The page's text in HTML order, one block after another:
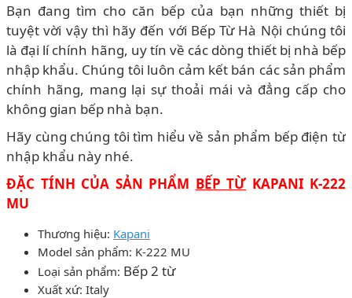
Bạn đang tìm cho căn bếp của bạn những thiết bị
tuyệt vời vậy thì hãy đến với Bếp Từ Hà Nội chúng tôi
là đại lí chính hãng, uy tín về các dòng thiết bị nhà bếp
nhập khẩu. Chúng tôi luôn cảm kết bán các sản phẩm
chính hãng, mang lại sự thoải mái và đẳng cấp cho
không gian bếp nhà bạn.
Hãy cùng chúng tôi tìm hiểu về sản phẩm bếp điện từ
nhập khẩu này nhé.
ĐẶC TÍNH CỦA SẢN PHẨM BẾP TỪKAPANI K-222
MU
Thương hiệu: Kapani
Model sản phẩm: K-222 MU
Loại sản phẩm: Bếp 2 từ
Xuất xứ: Italy